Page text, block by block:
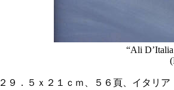
“Ali
２９．５ｘ２１ｃｍ、５６頁、イタリ